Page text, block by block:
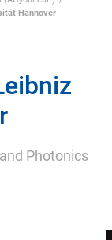
Hannover
Photonics